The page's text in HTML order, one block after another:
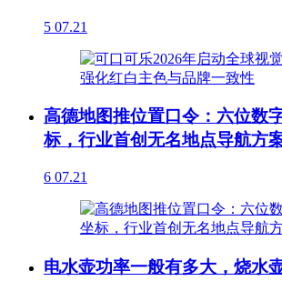
5 07.21
高德地图推位置口令：六位数
标，行业首创无名地点导航方
6 07.21
电水壶功率一般有多大，烧水